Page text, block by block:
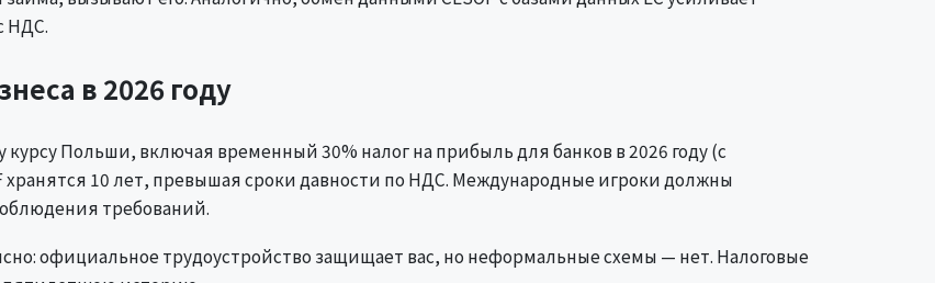
НДС.
в 2026 году
Польши, включая временный 30% налог на прибыль для банков в 2026 году (с
10 лет, превышая сроки давности по НДС. Международные игроки должны
требований.
официальное трудоустройство защищает вас, но неформальные схемы — нет. Налоговые